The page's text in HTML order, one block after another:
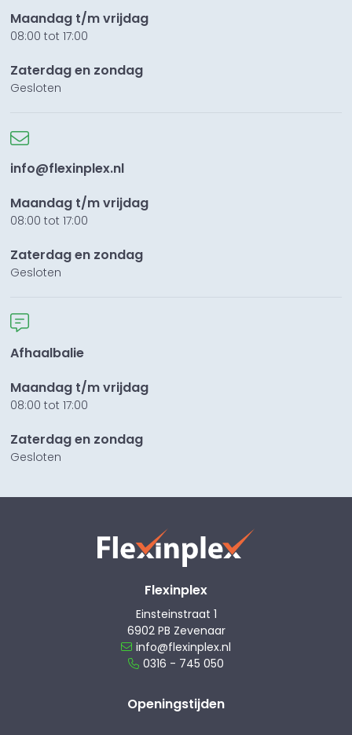
Maandag t/m vrijdag
08:00 tot 17:00
Zaterdag en zondag
Gesloten
info@flexinplex.nl
Maandag t/m vrijdag
08:00 tot 17:00
Zaterdag en zondag
Gesloten
Afhaalbalie
Maandag t/m vrijdag
08:00 tot 17:00
Zaterdag en zondag
Gesloten
Flexinplex
Einsteinstraat 1
6902 PB Zevenaar
info@flexinplex.nl
0316 - 745 050
Openingstijden